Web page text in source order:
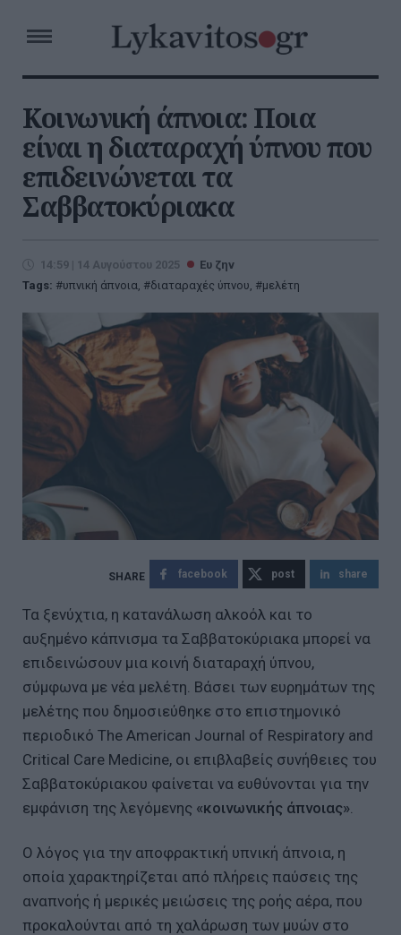
Κοινωνική άπνοια: Ποια
είναι η διαταραχή ύπνου που
επιδεινώνεται τα
Σαββατοκύριακα
14:59 | 14 Αυγούστου 2025
Ευ ζην
Tags:
υπνική άπνοια, διαταραχές ύπνου, μελέτη
facebook post share
Τα ξενύχτια, η κατανάλωση αλκοόλ και το
αυξημένο κάπνισμα τα Σαββατοκύριακα μπορεί να
επιδεινώσουν μια κοινή διαταραχή ύπνου,
σύμφωνα με νέα μελέτη. Βάσει των ευρημάτων της
μελέτης που δημοσιεύθηκε στο επιστημονικό
περιοδικό The American Journal of Respiratory and
Critical Care Medicine, οι επιβλαβείς συνήθειες του
Σαββατοκύριακου φαίνεται να ευθύνονται για την
εμφάνιση της λεγόμενης «κοινωνικής άπνοιας»
Ο λόγος για την αποφρακτική υπνική άπνοια, η
οποία χαρακτηρίζεται από πλήρεις παύσεις της
αναπνοής ή μερικές μειώσεις της ροής αέρα, που
προκαλούνται από τη χαλάρωση των μυών στο